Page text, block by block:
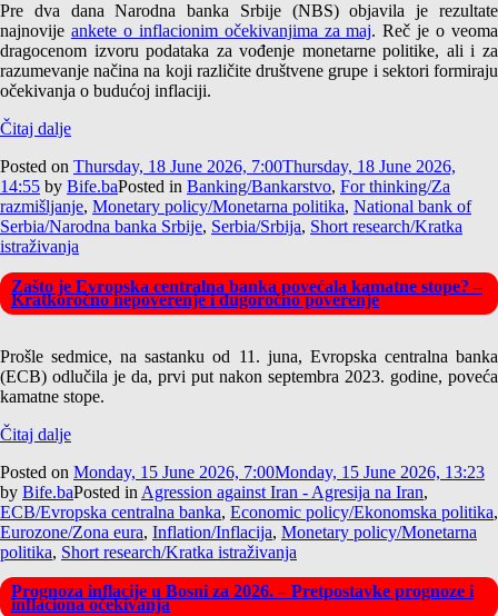
Pre dva dana Narodna banka Srbije (NBS) objavila je rezultate
najnovije ankete o inflacionim očekivanjima za maj. Reč je o veoma
dragocenom izvoru podataka za vođenje monetarne politike, ali i za
razumevanje načina na koji različite društvene grupe i sektori formiraju
očekivanja o budućoj inflaciji.
Čitaj dalje
Posted on Thursday, 18 June 2026, 7:00Thursday, 18 June 2026,
14:55 by Bife.baPosted in Banking/Bankarstvo, For thinking/Za
razmišljanje, Monetary policy/Monetarna politika, National bank of
Serbia/Narodna banka Srbije, Serbia/Srbija, Short research/Kratka
istraživanja
Zašto je Evropska centralna banka povećala kamatne stope? –
Kratkoročno nepoverenje i dugoročno poverenje
Prošle sedmice, na sastanku od 11. juna, Evropska centralna banka
(ECB) odlučila je da, prvi put nakon septembra 2023. godine, poveća
kamatne stope.
Čitaj dalje
Posted on Monday, 15 June 2026, 7:00Monday, 15 June 2026, 13:23
by Bife.baPosted in Agression against Iran - Agresija na Iran,
ECB/Evropska centralna banka, Economic policy/Ekonomska politika,
Eurozone/Zona eura, Inflation/Inflacija, Monetary policy/Monetarna
politika, Short research/Kratka istraživanja
Prognoza inflacije u Bosni za 2026. – Pretpostavke prognoze i
inflaciona očekivanja